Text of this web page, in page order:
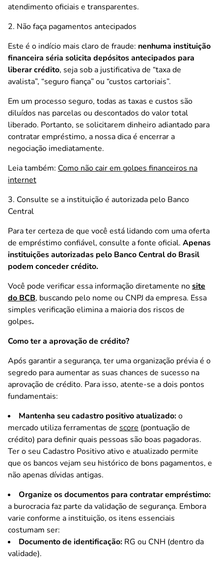
atendimento oficiais e transparentes.
2. Não faça pagamentos antecipados
Este é o indício mais claro de fraude: nenhuma instituição
financeira séria solicita depósitos antecipados para
liberar crédito, seja sob a justificativa de “taxa de
avalista”, “seguro fiança” ou “custos cartoriais”.
Em um processo seguro, todas as taxas e custos são
diluídos nas parcelas ou descontados do valor total
liberado. Portanto, se solicitarem dinheiro adiantado para
contratar empréstimo, a nossa dica é encerrar a
negociação imediatamente.
Leia também: Como não cair em golpes financeiros na
internet
3. Consulte se a instituição é autorizada pelo Banco
Central
Para ter certeza de que você está lidando com uma oferta
de empréstimo confiável, consulte a fonte oficial. Apenas
instituições autorizadas pelo Banco Central do Brasil
podem conceder crédito.
Você pode verificar essa informação diretamente nosite
do BCB, buscando pelo nome ou CNPJ da empresa. Essa
simples verificação elimina a maioria dos riscos de
golpes.
Como ter a aprovação de crédito?
Após garantir a segurança, ter uma organização prévia é o
segredo para aumentar as suas chances de sucesso na
aprovação de crédito. Para isso, atente-se a dois pontos
fundamentais:
Mantenha seu cadastro positivo atualizado:o
mercado utiliza ferramentas de score (pontuação de
crédito) para definir quais pessoas são boas pagadoras.
Ter o seu Cadastro Positivo ativo e atualizado permite
que os bancos vejam seu histórico de bons pagamentos, e
não apenas dívidas antigas.
Organize os documentos para contratar empréstimo:
a burocracia faz parte da validação de segurança. Embora
varie conforme a instituição, os itens essenciais
costumam ser:
Documento de identificação: RG ou CNH (dentro da
validade).